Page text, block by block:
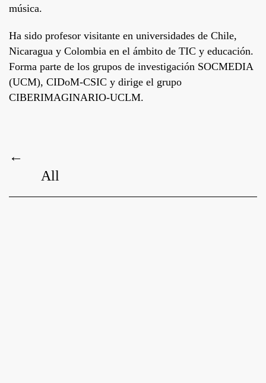
música.
Ha sido profesor visitante en universidades de Chile,
Nicaragua y Colombia en el ámbito de TIC y educación.
Forma parte de los grupos de investigación SOCMEDIA
(UCM), CIDoM-CSIC y dirige el grupo
CIBERIMAGINARIO-UCLM.
←
All